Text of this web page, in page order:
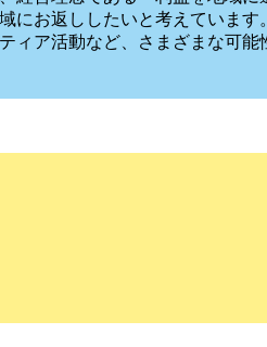
にお返ししたいと考えています
ィア活動など、さまざまな可能